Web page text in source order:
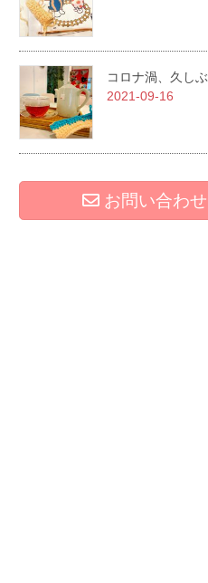
コロナ渦、久し
2021-09-16
お問い合わせ